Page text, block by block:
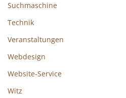
Suchmaschine
Technik
Veranstaltungen
Webdesign
Website-Service
Witz